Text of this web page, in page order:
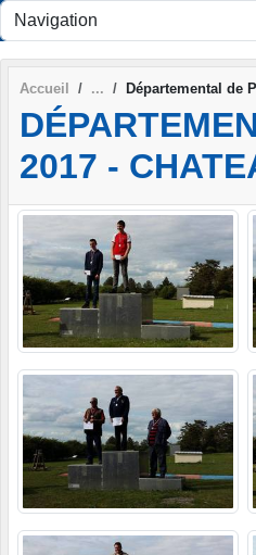
Accueil Départemental de
2017 -
Panneau de gestion des cookies